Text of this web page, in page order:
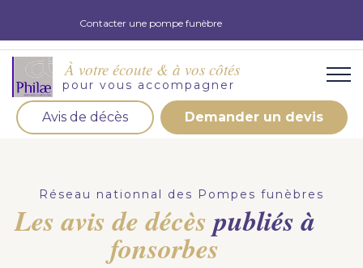
Contacter une pompe funèbre
À votre écoute & à vos côtés
pour vous accompagner
Avis de décès Demander un devis
d'obsèques, nos équipe s'engage à vous répondre
dans les meilleurs délais.
Demander un devis obsèques
Réseau nationnal des Pompes funèbres
Les avis de décèspubliés à
fonsorbes